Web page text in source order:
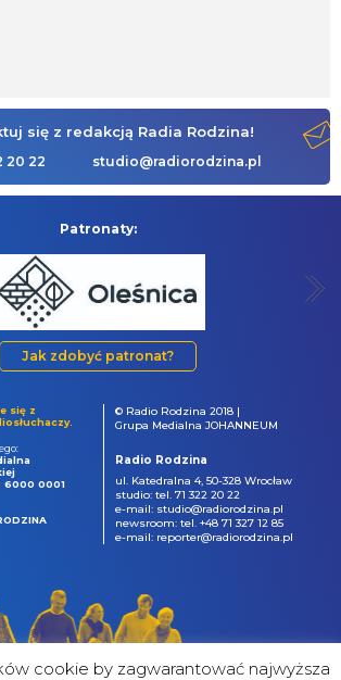
się z redakcją Radia Rodzina!
20 22 studio@radiorodzina.pl
Patronaty:
Jak zdobyć patronat?
się z
6000 0001
© Radio Rodzina 2018 |
Grupa Medialna JOHANNEUM
Radio Rodzina
ul. Katedralna 4, 50-328 Wrocław
studio: tel. 71 322 20 22
e-mail: studio@radiorodzina.pl
newsroom: tel. +48 71 327 12 85
e-mail: reporter@radiorodzina.pl
cookie by zagwarantować najwyższa